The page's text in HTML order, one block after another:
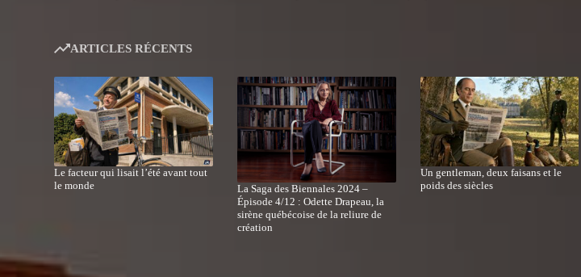
ARTICLES RÉCENTS
Le facteur qui lisait l’été avant tout
le monde
La Saga des Biennales 2024 –
Épisode 4/12 : Odette Drapeau, la
sirène québécoise de la reliure de
création
Un gentleman, deux faisans et le
poids des siècles